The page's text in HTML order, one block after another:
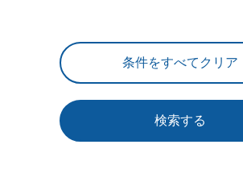
検索する